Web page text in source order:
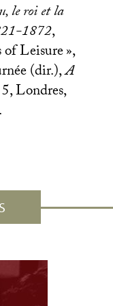
le roi et la
1872,
of Leisure»,
(dir.),A
Londres,